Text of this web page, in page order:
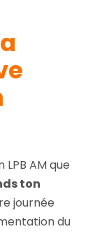
AM que
ton
journée
du